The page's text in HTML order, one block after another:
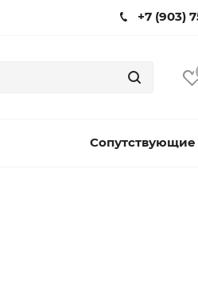
+7 (903)
Сопутствующие